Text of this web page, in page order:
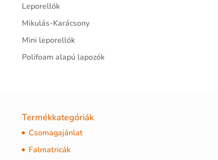
Leporellók
Mikulás-Karácsony
Mini leporellók
Polifoam alapú lapozók
Termékkategóriák
Csomagajánlat
Falmatricák